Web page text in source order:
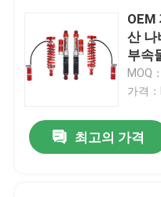
원격 저장 용기 완충 장
모노 튜브 완충 장치
코일로버 완충 장치
OEM
산 나
부속
MOQ
가격
최고의 가격